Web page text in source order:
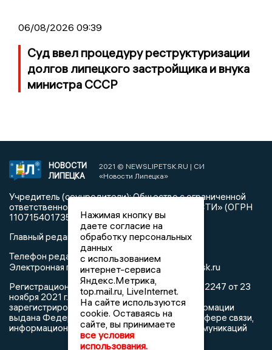
06/08/2026 09:39
Суд ввел процедуру реструктуризации
долгов липецкого застройщика и внука
министра СССР
НОВОСТИ
ЛИПЕЦКА
2021 © NEWSLIPETSK.RU | СИ
«Новости Липецка»
Учредитель (соучредители): Общество с ограниченной
ответственностью «РЕГИОНАЛЬНЫЕ НОВОСТИ» (ОГРН
1107154017354)
Главный редактор: Герцог Е.Г.
Телефон редакции: +7 903 699 9427
Электронная почта редакции:info@newslipetsk.ru
Регистрационный номер: серия Эл № ФС77-82247 от 23
ноября 2021 г. согласно выписке из реестра
зарегистрированных средств массовой информации
выдана Федеральной службой по надзору в сфере связи,
информационных технологий и массовых коммуникаций
Нажимая кнопку вы
даете согласие на
обработку персональных
данных
с использованием
интернет-сервиса
Яндекс.Метрика,
top.mail.ru, LiveInternet.
На сайте используются
cookie. Оставаясь на
сайте, вы принимаете
все условия
использования.